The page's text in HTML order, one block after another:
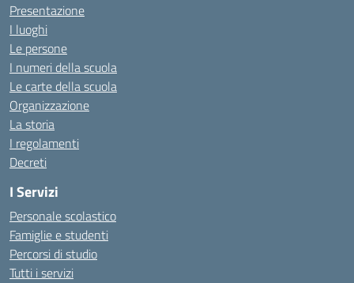
Presentazione
I luoghi
Le persone
I numeri della scuola
Le carte della scuola
Organizzazione
La storia
I regolamenti
Decreti
I Servizi
Personale scolastico
Famiglie e studenti
Percorsi di studio
Tutti i servizi